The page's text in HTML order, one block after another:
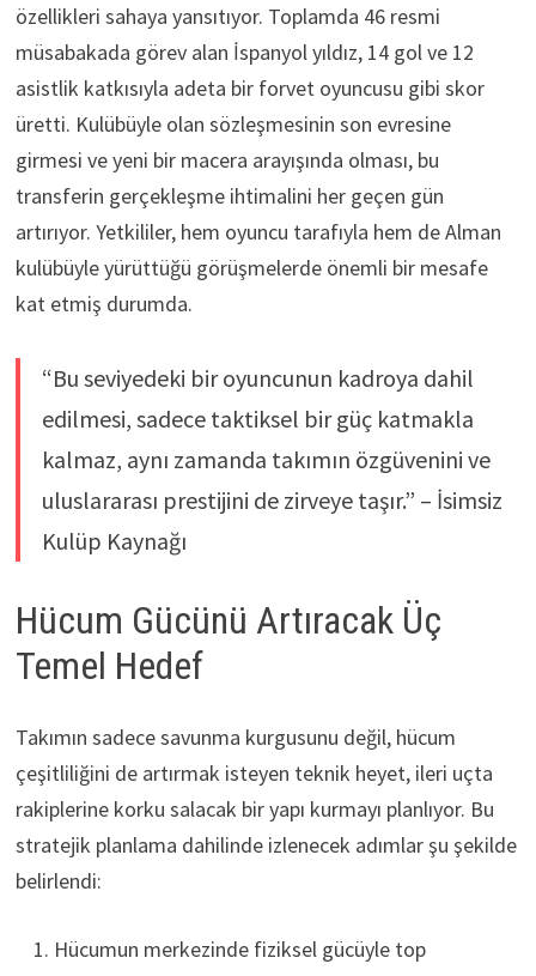
özellikleri sahaya yansıtıyor. Toplamda 46 resmi
müsabakada görev alan İspanyol yıldız, 14 gol ve 12
asistlik katkısıyla adeta bir forvet oyuncusu gibi skor
üretti. Kulübüyle olan sözleşmesinin son evresine
girmesi ve yeni bir macera arayışında olması, bu
transferin gerçekleşme ihtimalini her geçen gün
artırıyor. Yetkililer, hem oyuncu tarafıyla hem de Alman
kulübüyle yürüttüğü görüşmelerde önemli bir mesafe
kat etmiş durumda.
“Bu seviyedeki bir oyuncunun kadroya dahil
edilmesi, sadece taktiksel bir güç katmakla
kalmaz, aynı zamanda takımın özgüvenini ve
uluslararası prestijini de zirveye taşır.” – İsimsiz
Kulüp Kaynağı
Hücum Gücünü Artıracak Üç
Temel Hedef
Takımın sadece savunma kurgusunu değil, hücum
çeşitliliğini de artırmak isteyen teknik heyet, ileri uçta
rakiplerine korku salacak bir yapı kurmayı planlıyor. Bu
stratejik planlama dahilinde izlenecek adımlar şu şekilde
belirlendi:
Hücumun merkezinde fiziksel gücüyle top